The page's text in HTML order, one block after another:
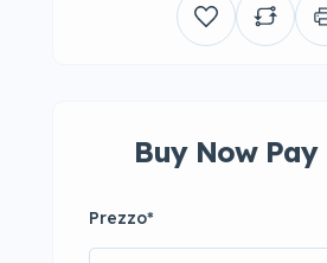
Buy Now Pay
Prezzo*